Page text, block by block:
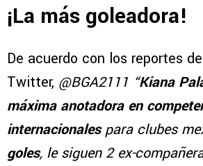
¡La más goleadora!
De acuerdo con los reportes
Twitter, @BGA2111 “Kiana
máxima anotadora en
internacionalespara clubes
goles, le siguen 2 ex-